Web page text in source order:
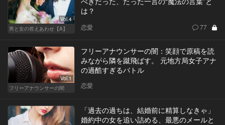
Vol.4
男と女の答えあわせ【A】
は？
恋愛 77
Vol.1
フリーアナウンサーの闇
フリーアナウンサーの闇：笑顔で原稿を読
みながら隣を蹴飛ばす。 元地方局女子アナ
の過酷すぎるバトル
恋愛
「過去の過ちは、結婚前に精算しなきゃ」
婚約中の女を追い詰める、最悪のメールと